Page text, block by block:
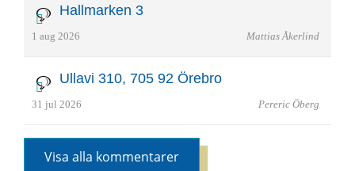
Hallmarken 3
1 aug 2026 Mattias Åkerlind
Ullavi 310, 705 92 Örebro
31 jul 2026 Pereric Öberg
Visa alla kommentarer